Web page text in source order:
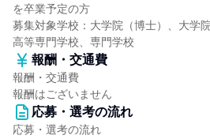
を卒業予定の方
募集対象学校：大学院（博士）、大学
高等専門学校、専門学校
報酬・交通費
報酬・交通費
報酬はございません
応募・選考の流れ
応募・選考の流れ